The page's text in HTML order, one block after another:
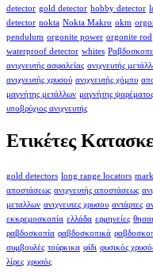
detector gold detector hobby detector
detector nokta Nokta Makro okm
pendulum orgonite power orgonite rod
waterproof detector whites
ανιχνευτής ασφαλείας ανιχνευτής
ανιχνευτής χρυσού ανιχνευτής χόμπυ
μαγνήτης μετάλλων μαγνήτης ψαρέματος
υποβρύχιος ανιχνευτής
Ετικέτες
gold detectors long range locators
αποστάσεως ανιχνευτής αποστάσεως
μεταλλων ανιχνευτες χρυσου αντάρτες
εκκρεμοσκοπία ελλάδα ερμηνείες
ραβδοσκοπία ραβδοσκοπικά
συμβουλές τούρκικα φίδι φυσικός
λίρες χρυσός